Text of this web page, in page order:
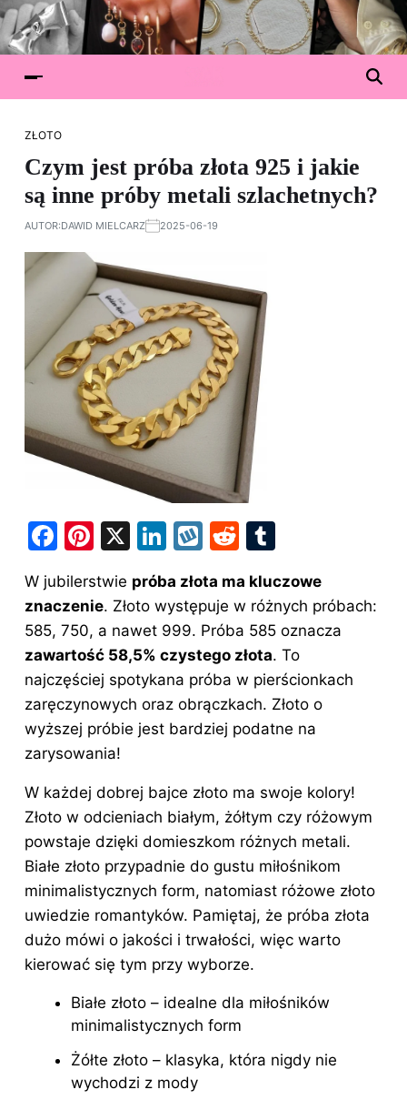
ZŁOTO
Czym jest próba złota 925 i jakie
są inne próby metali szlachetnych?
AUTOR:DAWID MIELCARZ 2025-06-19
F
c
e
b
o
o
k
Pi
er
e
st
X
Li
k
e
dI
n
W
k
o
p
R
d
di
t
m
bl
r
W jubilerstwie próba złota ma kluczowe
znaczenie. Złoto występuje w różnych próbach:
585, 750, a nawet 999. Próba 585 oznacza
zawartość 58,5% czystego złota. To
najczęściej spotykana próba w pierścionkach
zaręczynowych oraz obrączkach. Złoto o
wyższej próbie jest bardziej podatne na
zarysowania!
W każdej dobrej bajce złoto ma swoje kolory!
Złoto w odcieniach białym, żółtym czy różowym
powstaje dzięki domieszkom różnych metali.
Białe złoto przypadnie do gustu miłośnikom
minimalistycznych form, natomiast różowe złoto
uwiedzie romantyków. Pamiętaj, że próba złota
dużo mówi o jakości i trwałości, więc warto
kierować się tym przy wyborze.
Białe złoto – idealne dla miłośników
minimalistycznych form
Żółte złoto – klasyka, która nigdy nie
wychodzi z mody